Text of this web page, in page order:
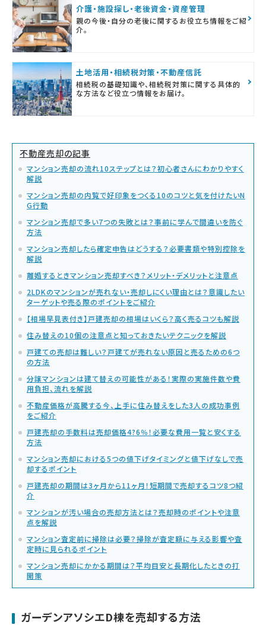
介護・施設探し・老後資金・資産管理
親の今後・自分の老後に関するお役立ち情報をご紹
介。
土地活用・相続税対策・不動産信託
相続税の基礎知識や、相続税対策に関する具体的
な方法など役立つ情報をお届け。
不動産売却の記事
マンション売却の流れ10ステップとは？初心者さんにわかりやすく
解説
マンション売却の内覧で好印象をつくる10のコツと気を付けたいN
G行動
マンション売却で多い7つの失敗とは？事前に学んで間違いを防ぐ
方法
マンション売却したら確定申告はどうする？必要書類や特別控除を
解説
離婚するときマンション売却すべき？メリット・デメリットと注意点
2LDKのマンションが売れない・売却しにくい理由とは？意識したい
ターゲットや売る際のポイントをご紹介
【相場早見表付き】戸建売却の相場はいくら？高く売るコツも解説
住み替えの10個の注意点と知っておきたいテクニックを解説
戸建ての売却は難しい？戸建てが売れない原因と売るための6つ
の方法
分譲マンションは建て替えの可能性がある！実際の実施件数や費
用負担、流れを解説
不動産価格が高騰する今、上手に住み替えをした3人の成功事例
をご紹介
戸建売却の手数料は売却価格4?6％！必要な費用一覧と安くする
方法
マンション売却における5つの値下げタイミングと値下げなしで売
却するポイント
戸建売却の期間は3ヶ月から11ヶ月！短期間で売却するコツ8つ紹
介
マンションが汚い場合の売却方法とは？売却時のポイントや注意
点を解説
マンション査定前に掃除は必要？掃除が査定額に与える影響や査
定時に見られるポイント
マンション売却にかかる期間は？平均目安と長期化したときの打
開策
ガーデンアソシエD棟を売却する方法